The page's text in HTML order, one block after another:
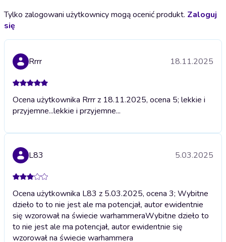
Tylko zalogowani użytkownicy mogą ocenić produkt. Zaloguj
się
Rrrr 18.11.2025
Ocena użytkownika Rrrr z 18.11.2025, ocena 5; lekkie i
przyjemne...lekkie i przyjemne...
L83 5.03.2025
Ocena użytkownika L83 z 5.03.2025, ocena 3; Wybitne
dzieło to to nie jest ale ma potencjał, autor ewidentnie
się wzorował na świecie warhammeraWybitne dzieło to
to nie jest ale ma potencjał, autor ewidentnie się
wzorował na świecie warhammera